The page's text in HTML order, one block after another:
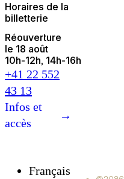
Horaires de la
billetterie
Réouverture
le 18 août
10h-12h 14h-16h
+41 22 552
43 13
Infos et
accès
→
Français